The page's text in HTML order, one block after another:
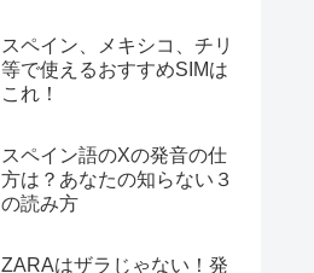
スペイン、メキシコ、チリ
等で使えるおすすめSIMは
これ！
スペイン語のXの発音の仕
方は？あなたの知らない３
の読み方
ZARAはザラじゃない！発